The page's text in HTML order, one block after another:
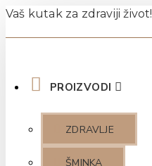
Vaš kutak za zdraviji život!
PROIZVODI
ZDRAVLJE
ŠMINKA